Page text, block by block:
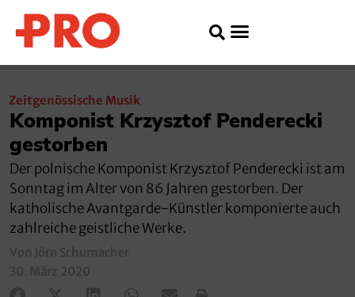
Zeitgenössische Musik
Komponist Krzysztof Penderecki
gestorben
Der polnische Komponist Krzysztof Penderecki ist am
Sonntag im Alter von 86 Jahren gestorben. Der
katholische Avantgarde-Künstler komponierte auch
zahlreiche geistliche Werke.
Von Jörn Schumacher
30. März 2020